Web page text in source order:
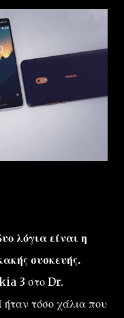
λόγια είναι η
συσκευής.
3 στο Dr.
ήταν τόσο χάλια που